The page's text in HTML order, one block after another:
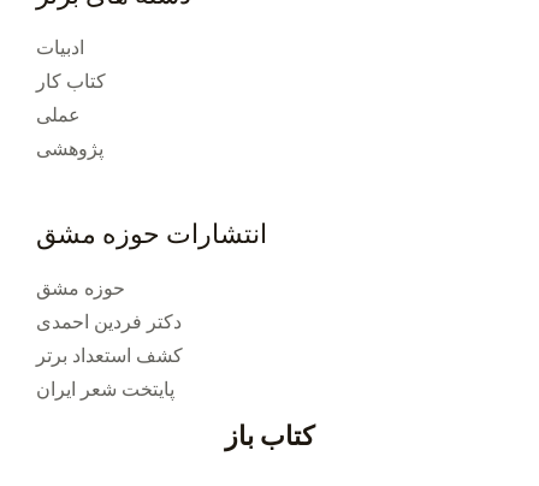
ادبیات
کتاب کار
عملی
پژوهشی
انتشارات حوزه مشق
حوزه مشق
دکتر فردین احمدی
کشف استعداد برتر
پایتخت شعر ایران
کتاب باز